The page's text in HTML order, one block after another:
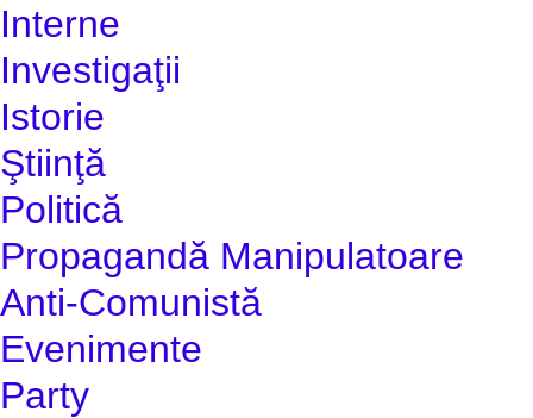
Interne
Investigaţii
Istorie
Ştiinţă
Politică
Propagandă Manipulatoare
Anti-Comunistă
Evenimente
Party